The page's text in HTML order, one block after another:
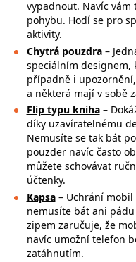
vypadnout. Navíc
pohybu. Hodí se pro
aktivity.
Chytrá pouzdra–
speciálním designem,
případně i
a některá mají v sobě
Flip typu kniha–
díky uzavíratelnému
Nemusíte se tak bát
pouzder navíc často
můžete schovávat
účtenky.
Kapsa– Uchrání mobil
nemusíte bát ani pádu
zipem zaručuje, že
navíc umožní telefon
zatáhnutím.